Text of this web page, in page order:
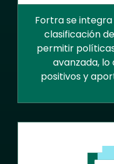
Fortra se
clasificación
permitir
avanzada, lo
positivos y